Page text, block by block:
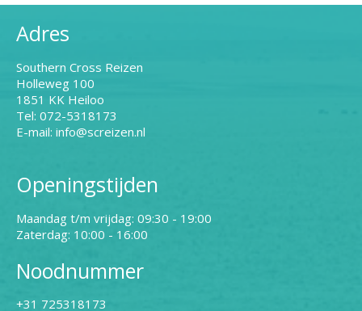
Adres
Southern Cross Reizen
Holleweg 100
1851 KK Heiloo
Tel: 072-5318173
E-mail: info@screizen.nl
Openingstijden
Maandag t/m vrijdag: 09:30 - 19:00
Zaterdag: 10:00 - 16:00
Noodnummer
+31 725318173